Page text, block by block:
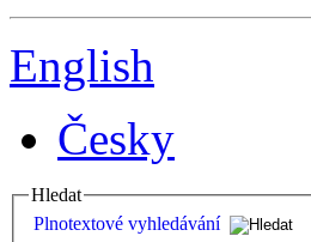
English
Česky
Hledat
Plnotextové vyhledávání